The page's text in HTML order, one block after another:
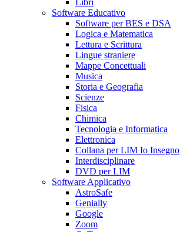
Software Educativo
Software per BES e DSA
Logica e Matematica
Lettura e Scrittura
Lingue straniere
Mappe Concettuali
Musica
Storia e Geografia
Scienze
Fisica
Chimica
Tecnologia e Informatica
Elettronica
Collana per LIM Io Insegno
Interdisciplinare
DVD per LIM
Software Applicativo
AstroSafe
Genially
Google
Zoom